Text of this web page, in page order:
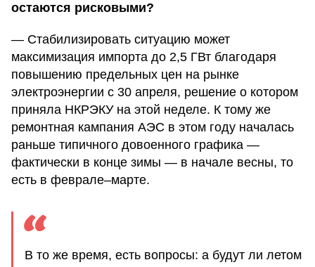
остаются рисковыми?
— Стабилизировать ситуацию может
максимизация импорта до 2,5 ГВт благодаря
повышению предельных цен на рынке
электроэнергии с 30 апреля, решение о котором
приняла НКРЭКУ на этой неделе. К тому же
ремонтная кампания АЭС в этом году началась
раньше типичного довоенного графика —
фактически в конце зимы — в начале весны, то
есть в феврале–марте.
В то же время, есть вопросы: а будут ли летом